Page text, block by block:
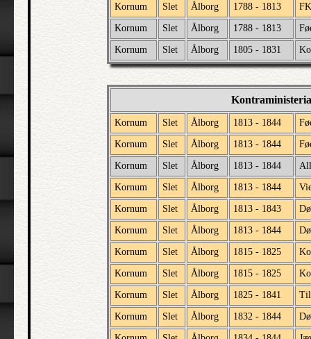
Kornum Slet Ålborg 1788 - 1813
Kornum Slet Ålborg 1788 - 1813
Kornum Slet Ålborg 1805 - 1831
Kornum Slet Ålborg 1813 - 1844
Kornum Slet Ålborg 1813 - 1844
Kornum Slet Ålborg 1813 - 1844
Kornum Slet Ålborg 1813 - 1844
Kornum Slet Ålborg 1813 - 1843
Kornum Slet Ålborg 1813 - 1844
Kornum Slet Ålborg 1815 - 1825
Kornum Slet Ålborg 1815 - 1825
Kornum Slet Ålborg 1825 - 1841
Kornum Slet Ålborg 1832 - 1844